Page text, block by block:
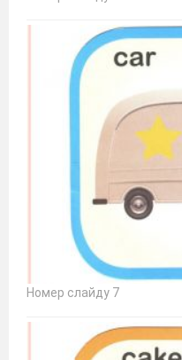
Номер слайду 7